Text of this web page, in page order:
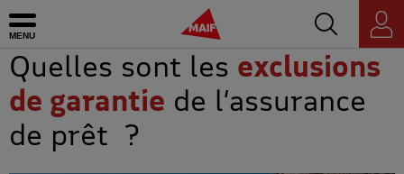
Ouvrir le menu MAIF - Allez à l'accueil de maif.fr
Accédez au
Espace
personnel
Quelles sont les exclusions
de garantie de l’assurance
de prêt ?